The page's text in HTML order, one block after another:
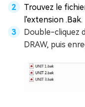
Trouvez le
l'extension .Bak.
Double-cliquez
DRAW, puis